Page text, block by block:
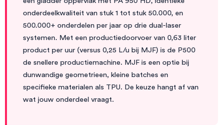
onderdeelkwaliteit van stuk 1 tot stuk 50.000, en
500.000+ onderdelen per jaar op drie dual-laser
systemen. Met een productiedoorvoer van 0,63 liter
product per uur (versus 0,25 L/u bij MJF) is de P500
de snellere productiemachine. MJF is een optie bij
dunwandige geometrieen, kleine batches en
specifieke materialen als TPU. De keuze hangt af van
wat jouw onderdeel vraagt.